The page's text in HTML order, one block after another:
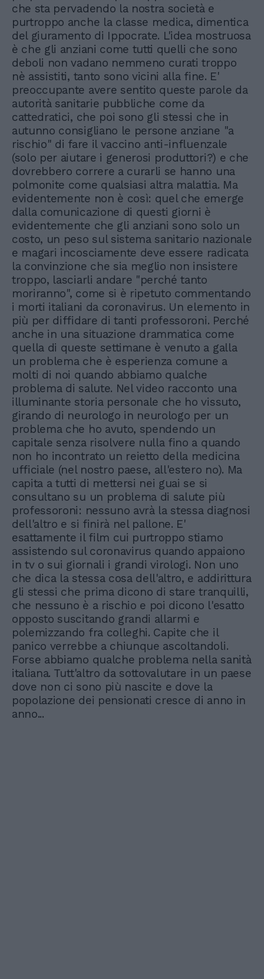
che sta pervadendo la nostra società e
purtroppo anche la classe medica, dimentica
del giuramento di Ippocrate. L'idea mostruosa
è che gli anziani come tutti quelli che sono
deboli non vadano nemmeno curati troppo
nè assistiti, tanto sono vicini alla fine. E'
preoccupante avere sentito queste parole da
autorità sanitarie pubbliche come da
cattedratici, che poi sono gli stessi che in
autunno consigliano le persone anziane "a
rischio" di fare il vaccino anti-influenzale
(solo per aiutare i generosi produttori?) e che
dovrebbero correre a curarli se hanno una
polmonite come qualsiasi altra malattia. Ma
evidentemente non è così: quel che emerge
dalla comunicazione di questi giorni è
evidentemente che gli anziani sono solo un
costo, un peso sul sistema sanitario nazionale
e magari incosciamente deve essere radicata
la convinzione che sia meglio non insistere
troppo, lasciarli andare "perché tanto
moriranno", come si è ripetuto commentando
i morti italiani da coronavirus. Un elemento in
più per diffidare di tanti professoroni. Perché
anche in una situazione drammatica come
quella di queste settimane è venuto a galla
un problema che è esperienza comune a
molti di noi quando abbiamo qualche
problema di salute. Nel video racconto una
illuminante storia personale che ho vissuto,
girando di neurologo in neurologo per un
problema che ho avuto, spendendo un
capitale senza risolvere nulla fino a quando
non ho incontrato un reietto della medicina
ufficiale (nel nostro paese, all'estero no). Ma
capita a tutti di mettersi nei guai se si
consultano su un problema di salute più
professoroni: nessuno avrà la stessa diagnosi
dell'altro e si finirà nel pallone. E'
esattamente il film cui purtroppo stiamo
assistendo sul coronavirus quando appaiono
in tv o sui giornali i grandi virologi. Non uno
che dica la stessa cosa dell'altro, e addirittura
gli stessi che prima dicono di stare tranquilli,
che nessuno è a rischio e poi dicono l'esatto
opposto suscitando grandi allarmi e
polemizzando fra colleghi. Capite che il
panico verrebbe a chiunque ascoltandoli.
Forse abbiamo qualche problema nella sanità
italiana. Tutt'altro da sottovalutare in un paese
dove non ci sono più nascite e dove la
popolazione dei pensionati cresce di anno in
anno...